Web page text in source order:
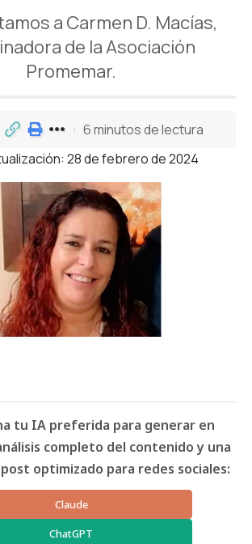
a Carmen D. Macías,
de la Asociación
Promemar.
28 de febrero de 2024
6 minutos de lectura
tu IA preferida para generar en
completo del contenido y una
optimizado para redes sociales:
Claude
ChatGPT